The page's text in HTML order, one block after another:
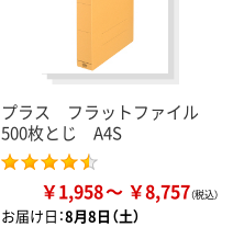
プラス フラットファイル
500枚とじ A4S
￥1,958 ￥8,757
お届け日：8月8日（土）